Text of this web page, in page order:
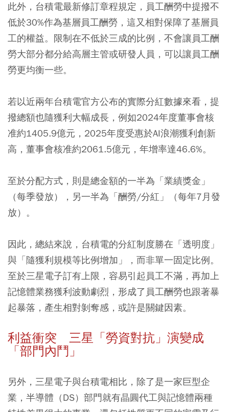
此外，台積電最新修訂章程規定，員工酬勞中提撥不
低於30%作為基層員工酬勞，這又相對保障了基層員
工的權益。限制在不低於三成的比例，不會讓員工酬
勞大部分都分給高層主管或研發人員，可以讓員工酬
勞更均衡一些。
若以近兩年台積電官方公布的實際分紅數據來看，提
撥總額也隨獲利大幅成長，例如2024年度董事會核
准約1405.9億元，2025年度受惠於AI浪潮獲利創新
高，董事會核准約2061.5億元，年增率達46.6%。
至於分配方式，則是總金額的一半為「業績獎金」
（每季發放），另一半為「酬勞/分紅」（每年7月發
放）。
因此，總結來說，台積電的分紅制度勝在「透明度」
與「隨獲利規模等比例增加」，而非單一固定比例。
至於三星電子訂有上限，容易引起員工不滿，再加上
記憶體業務獲利波動劇烈，形成了員工酬勞也跟著暴
起暴落，產生相對剝奪感，或許是關鍵因素。
利益衝突 三星「勞資對抗」演變成
「部門內鬥」
另外，三星電子與台積電相比，除了是一家巨型企
業，半導體（DS）部門就有晶圓代工與記憶體兩種